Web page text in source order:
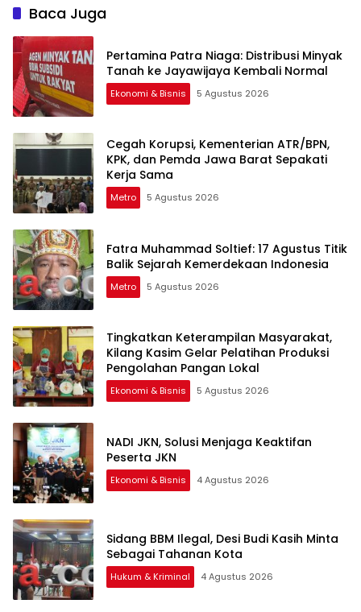
Baca Juga
Pertamina Patra Niaga: Distribusi Minyak
Tanah ke Jayawijaya Kembali Normal
Ekonomi & Bisnis 5 Agustus 2026
Cegah Korupsi, Kementerian ATR/BPN,
KPK, dan Pemda Jawa Barat Sepakati
Kerja Sama
Metro 5 Agustus 2026
Fatra Muhammad Soltief: 17 Agustus Titik
Balik Sejarah Kemerdekaan Indonesia
Metro 5 Agustus 2026
Tingkatkan Keterampilan Masyarakat,
Kilang Kasim Gelar Pelatihan Produksi
Pengolahan Pangan Lokal
Ekonomi & Bisnis 5 Agustus 2026
NADI JKN, Solusi Menjaga Keaktifan
Peserta JKN
Ekonomi & Bisnis 4 Agustus 2026
Sidang BBM Ilegal, Desi Budi Kasih Minta
Sebagai Tahanan Kota
Hukum & Kriminal 4 Agustus 2026